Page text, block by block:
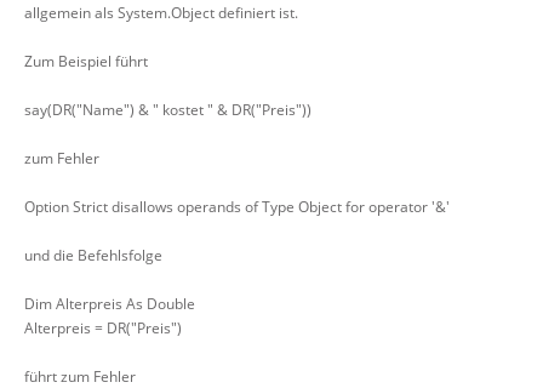
allgemein als System.Object definiert ist.
Zum Beispiel führt
say(DR("Name") & " kostet " & DR("Preis"))
zum Fehler
Option Strict disallows operands of Type Object for operator '&'
und die Befehlsfolge
Dim Alterpreis As Double
Alterpreis = DR("Preis")
führt zum Fehler